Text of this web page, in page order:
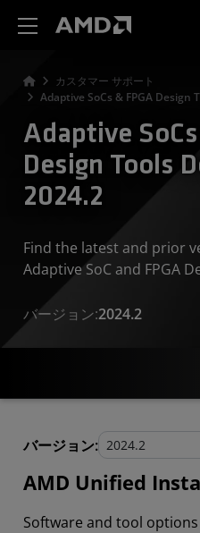
カスタマー サポート
Adaptive SoCs & FPGA Design
Adaptive
Design Tools
2024.2
Find the latest and prior
Adaptive SoC and FPGA
バージョン:2024.2
バージョン:
AMD Unified
Software and tool